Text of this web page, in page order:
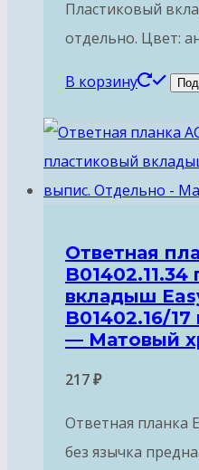
Пластиковый
отдельно. Цвет:
В корзину
Ответная
вкладыш
B01402.16/
— Матовый
217₽
Ответная планка
без язычка